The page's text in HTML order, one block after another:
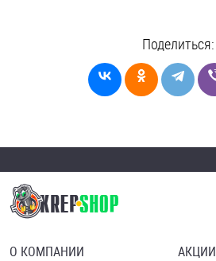
Поделиться:
О КОМПАНИИ
АКЦИИ